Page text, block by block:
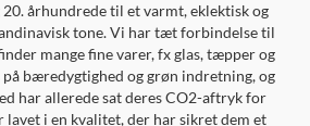
20. århundrede til et varmt, eklektisk og
tone. Vi har tæt forbindelse til
mange fine varer, fx glas, tæpper og
bæredygtighed og grøn indretning, og
har allerede sat deres CO2-aftryk for
lavet i en kvalitet, der har sikret dem et